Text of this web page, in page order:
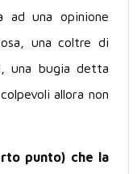
ad una opinione
una coltre di
una bugia detta
allora non
punto) che la